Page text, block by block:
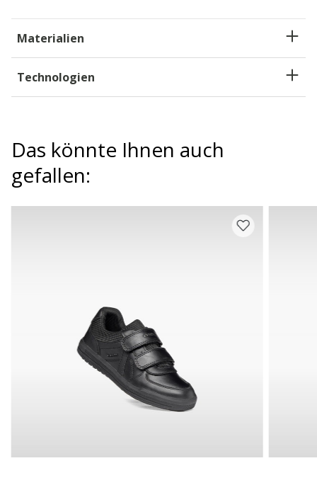
Materialien
Technologien
Das könnte Ihnen auch
gefallen: